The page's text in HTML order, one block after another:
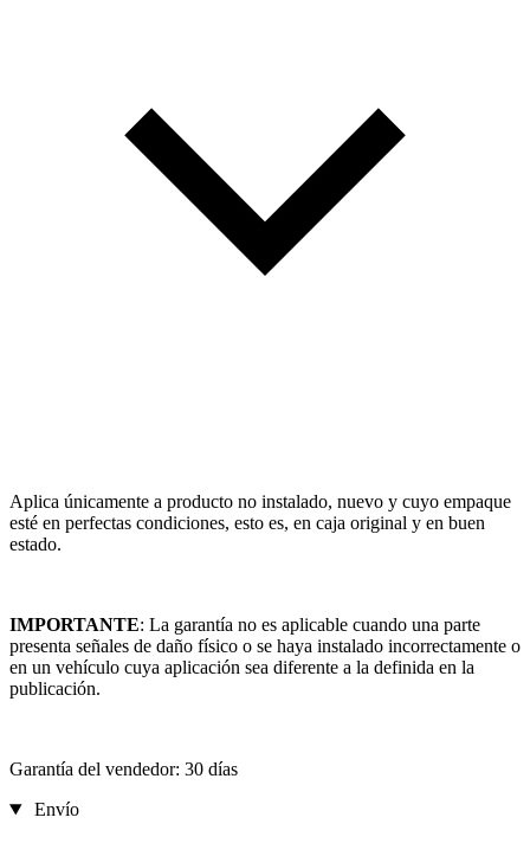
Aplica únicamente a producto no instalado, nuevo y cuyo empaque
esté en perfectas condiciones, esto es, en caja original y en buen
estado.
IMPORTANTE: La garantía no es aplicable cuando una parte
presenta señales de daño físico o se haya instalado incorrectamente o
en un vehículo cuya aplicación sea diferente a la definida en la
publicación.
Garantía del vendedor: 30 días
Envío